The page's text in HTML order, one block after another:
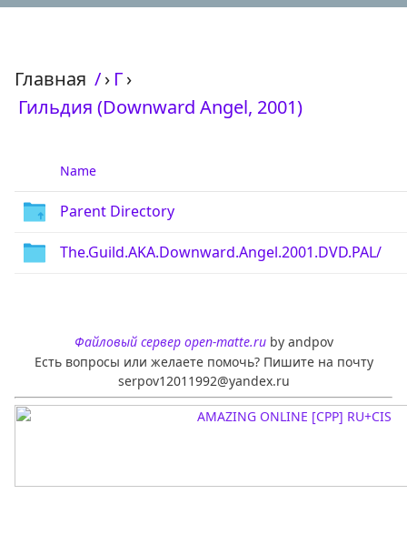
Главная /› Г›
Гильдия (Downward Angel, 2001)
Name
Parent Directory
The.Guild.AKA.Downward.Angel.2001.DVD.PAL/
Файловый сервер open-matte.ruby andpov
Есть вопросы или желаете помочь? Пишите на почту
serpov12011992@yandex.ru